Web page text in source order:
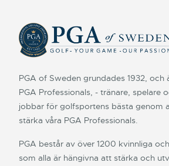
PGA of Sweden grundades 1932,
PGA Professionals, - tränare, spelare
jobbar för golfsportens bästa genom
stärka våra PGA Professionals.
PGA består av över 1200 kvinnliga
som alla är hängivna att stärka och